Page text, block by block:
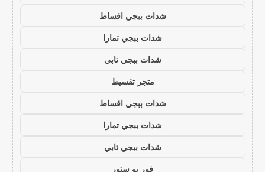
شدات ببجي اقساط
شدات ببجي تمارا
شدات ببجي تابي
متجر تقسيط
شدات ببجي اقساط
شدات ببجي تمارا
شدات ببجي تابي
فور يو ستور